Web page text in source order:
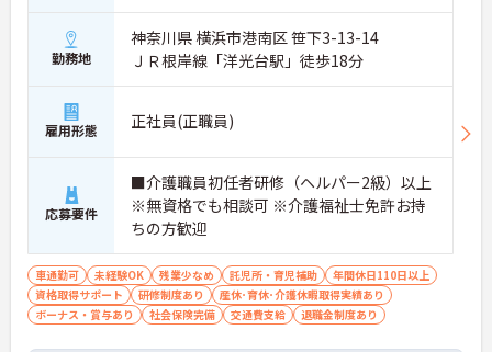
勤務地
神奈川県 横浜市港南区 笹下3-13-14
ＪＲ根岸線「洋光台駅」徒歩18分
雇用形態 正社員(正職員)
応募要件
■介護職員初任者研修（ヘルパー2級）以上
※無資格でも相談可 ※介護福祉士免許お持
ちの方歓迎
車通勤可 未経験OK 残業少なめ 託児所・育児補助
年間休日110日以上
資格取得サポート
研修制度あり
産休･育休･介護休暇取得実績あり
ボーナス・賞与あり
社会保険完備 交通費支給 退職金制度あり